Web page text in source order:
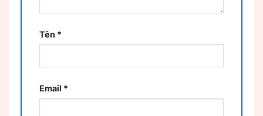
Tên *
Email *